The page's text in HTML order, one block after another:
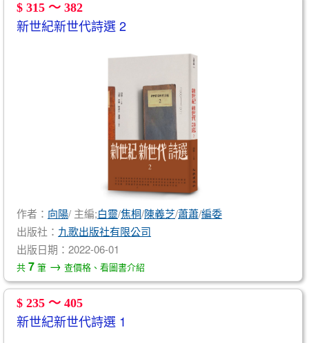
$ 315 ～ 382
新世紀新世代詩選 2
作者： 向陽/ 主編;白靈/焦桐/陳義芝/蕭蕭/編委
出版社： 九歌出版社有限公司
出版日期：2022-06-01
共 7 筆 → 查價格、看圖書介紹
$ 235 ～ 405
新世紀新世代詩選 1